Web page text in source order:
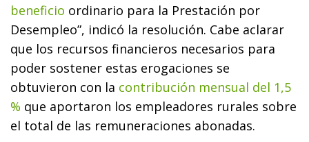
beneficio ordinario para la Prestación por
Desempleo”, indicó la resolución. Cabe aclarar
que los recursos financieros necesarios para
poder sostener estas erogaciones se
obtuvieron con la contribución mensual del 1,5
% que aportaron los empleadores rurales sobre
el total de las remuneraciones abonadas.